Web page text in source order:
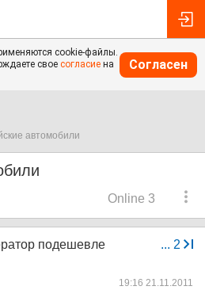
cookie-файлы.
свое согласие на
Согласен
автомобили
Online 3
... 2
подешевле
19:16 21.11.2011